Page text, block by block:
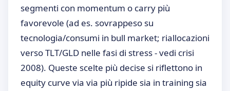
segmenti con momentum o carry più
favorevole (ad es. sovrappeso su
tecnologia/consumi in bull market; riallocazioni
verso TLT/GLD nelle fasi di stress - vedi crisi
2008). Queste scelte più decise si riflettono in
equity curve via via più ripide sia in training sia